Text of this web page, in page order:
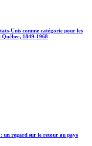
Unis comme catégorie pour les
1849-1968
un regard sur le retour au pays